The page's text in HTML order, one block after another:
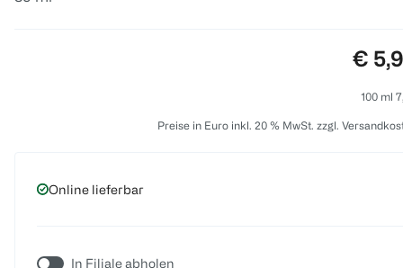
€
100 ml
Preise in Euro inkl. 20 % MwSt. zzgl.
Online lieferbar
In Filiale abholen